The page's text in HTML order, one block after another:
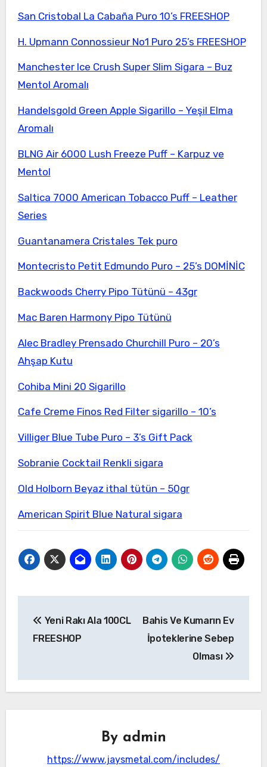
San Cristobal La Cabaña Puro 10’s FREESHOP
H. Upmann Connossieur No1 Puro 25’s FREESHOP
Manchester Ice Crush Super Slim Sigara – Buz
Mentol Aromalı
Handelsgold Green Apple Sigarillo – Yeşil Elma
Aromalı
BLNG Air 6000 Lush Freeze Puff – Karpuz ve
Mentol
Saltica 7000 American Tobacco Puff – Leather
Series
Guantanamera Cristales Tek puro
Montecristo Petit Edmundo Puro – 25’s DOMİNİC
Backwoods Cherry Pipo Tütünü – 43gr
Mac Baren Harmony Pipo Tütünü
Alec Bradley Prensado Churchill Puro – 20’s
Ahşap Kutu
Cohiba Mini 20 Sigarillo
Cafe Creme Finos Red Filter sigarillo – 10’s
Villiger Blue Tube Puro – 3’s Gift Pack
Sobranie Cocktail Renkli sigara
Old Holborn Beyaz ithal tütün – 50gr
American Spirit Blue Natural sigara
gezinmesi
Yeni Rakı Ala 100CL
FREESHOP
Bahis Ve Kumarın Ev
İpoteklerine Sebep
Olması
By admin
https://www.jaysmetal.com/includes/